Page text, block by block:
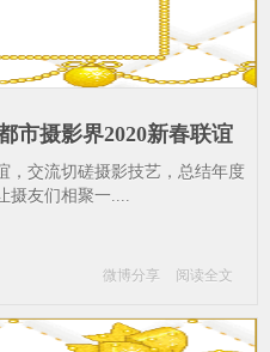
市摄影界2020新春联谊
协会-文联
，交流切磋摄影技艺，总结年度
摄友们相聚一....
微博分享 阅读全文